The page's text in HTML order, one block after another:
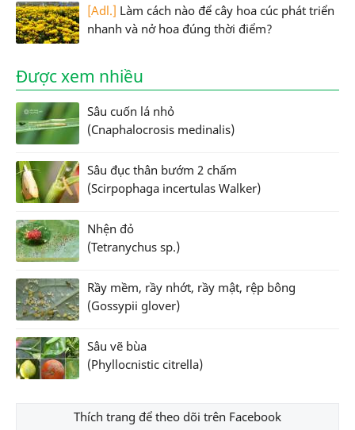
[Adl.] Làm cách nào để cây hoa cúc phát triển
nhanh và nở hoa đúng thời điểm?
Được xem nhiều
Sâu cuốn lá nhỏ
(Cnaphalocrosis medinalis)
Sâu đục thân bướm 2 chấm
(Scirpophaga incertulas Walker)
Nhện đỏ
(Tetranychus sp.)
Rầy mềm, rầy nhớt, rầy mật, rệp bông
(Gossypii glover)
Sâu vẽ bùa
(Phyllocnistic citrella)
Thích trang để theo dõi trên Facebook